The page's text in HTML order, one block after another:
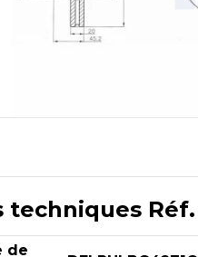
techniques Réf.
de